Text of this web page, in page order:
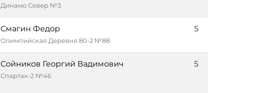
Динамо Север №3
Смагин Федор
Олимпийская Деревня 80-2 №88
5
Сойников Георгий Вадимович
Спартак-2 №46
5